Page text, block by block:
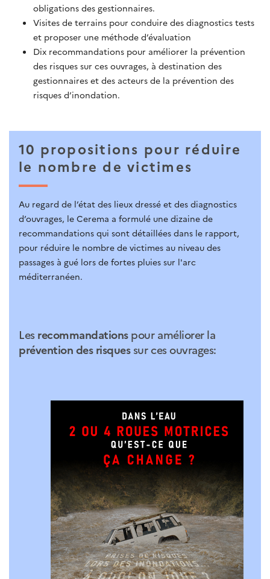
obligations des gestionnaires.
Visites de terrains pour conduire des diagnostics tests
et proposer une méthode d’évaluation
Dix recommandations pour améliorer la prévention
des risques sur ces ouvrages, à destination des
gestionnaires et des acteurs de la prévention des
risques d’inondation.
10 propositions pour réduire
le nombre de victimes
Au regard de l’état des lieux dressé et des diagnostics
d’ouvrages, le Cerema a formulé une dizaine de
recommandations qui sont détaillées dans le rapport,
pour réduire le nombre de victimes au niveau des
passages à gué lors de fortes pluies sur l'arc
méditerranéen.
Lesrecommandations pour améliorer la
prévention des risquessur ces ouvrages: